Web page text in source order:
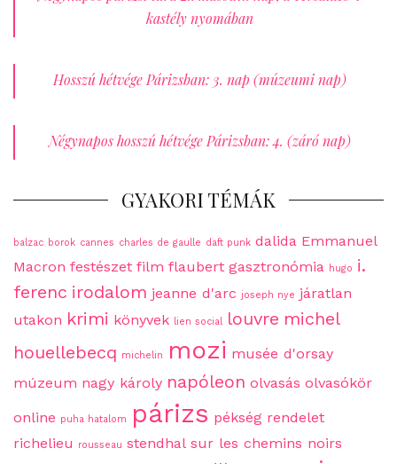
kastély nyomában
Hosszú hétvége Párizsban: 3. nap (múzeumi nap)
Négynapos hosszú hétvége Párizsban: 4. (záró nap)
GYAKORI TÉMÁK
balzac borok cannes charles de gaulle daft punk dalida Emmanuel
Macron festészet film flaubert gasztronómia hugo i.
ferenc irodalom jeanne d'arc joseph nye járatlan
utakon krimi könyvek lien social louvre michel
houellebecq michelin mozi musée d'orsay
múzeum nagy károly napóleon olvasás olvasókör
online puha hatalom párizs pékség rendelet
richelieu
rousseau stendhal sur les chemins noirs